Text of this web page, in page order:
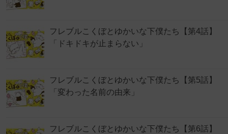
フレブルこくぼとゆかいな下僕たち【第4話】
「ドキドキが止まらない」
フレブルこくぼとゆかいな下僕たち【第5話】
「変わった名前の由来」
フレブルこくぼとゆかいな下僕たち【第6話】